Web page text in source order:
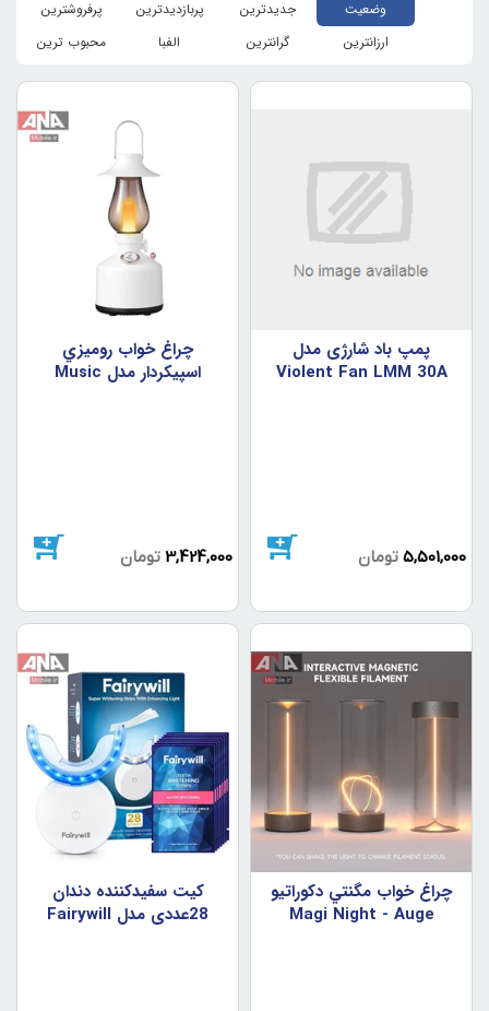
وضعیت جدیدترین پربازدیدترین
پرفروشترین
ارزانترین
گرانترین الفبا محبوب ترین
پمپ باد شارژی مدل
Violent Fan LMM 30A
5,501,000 تومان
چراغ خواب روميزي
اسپيکردار مدل Music
3,424,000 تومان
چراغ خواب مگنتي دکوراتيو
Magi Night - Auge
کيت سفيدکننده دندان
28عددي مدل Fairywill